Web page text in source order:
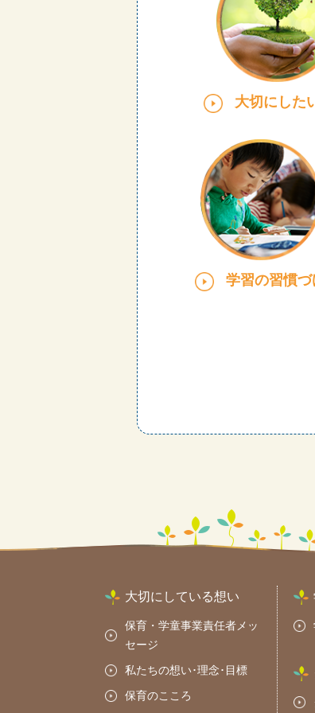
大切にした
学習の習慣づ
大切にしている想い
保育・学童事業責任者メッ
セージ
私たちの想い･理念･目標
保育のこころ